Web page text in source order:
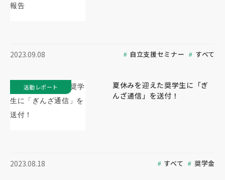
2023.09.08 自立支援セミナー すべて
夏休みを迎えた奨学生に「ぎ
んざ通信」を送付！
2023.08.18 すべて 奨学金
活動レポート